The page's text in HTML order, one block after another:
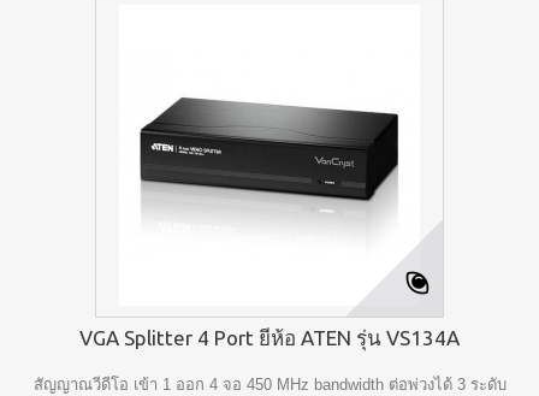
VGA Splitter 4 Port ยีห้อ ATEN รุ่น VS134A
สัญญาณวีดีโอ เข้า 1 ออก 4 จอ 450 MHz bandwidth ต่อพ่วงได้ 3 ระดับ